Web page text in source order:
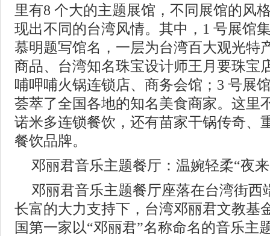
里有8 个大的主题展馆，不同展馆的风
现出不同的台湾风情。其中，1 号展馆
慕明题写馆名，一层为台湾百大观光特
商品、台湾知名珠宝设计师王月要珠宝
哺呷哺火锅连锁店、商务会馆；3 号展
荟萃了全国各地的知名美食商家。这里
诺米多连锁餐饮，还有苗家干锅传奇、
餐饮品牌。
邓丽君音乐主题餐厅：温婉轻柔“夜
邓丽君音乐主题餐厅座落在台湾街西
长富的大力支持下，台湾邓丽君文教基
国第一家以“邓丽君”名称命名的音乐主